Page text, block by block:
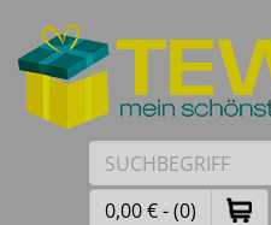
0,00 € - (0)